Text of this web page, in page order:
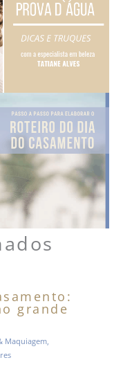
grande
Maquiagem,